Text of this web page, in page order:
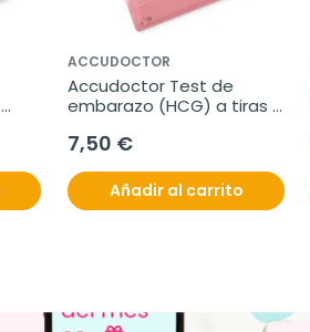
ACCUDOCTOR
Accudoctor Test de
embarazo (HCG) a tiras
7,50 €
Añadir al carrito